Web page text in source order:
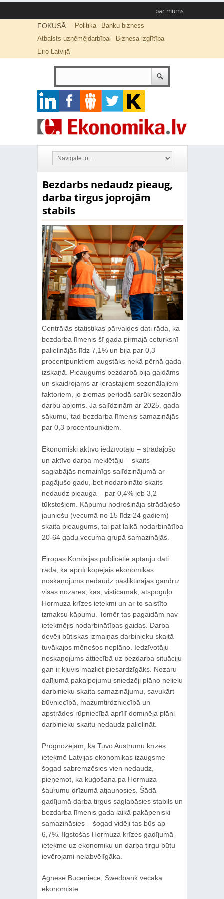
par mums
FOKUSĀ: Politika
Banku bizness
Atbalsts uzņēmējdarbībai
Biznesa izglītība
Eiro Latvijā
Bezdarbs nedaudz pieaug,
darba tirgus joprojām
stabils
Centrālās statistikas pārvaldes dati rāda, ka
bezdarba līmenis šī gada pirmajā ceturksnī
palielinājās līdz 7,1% un bija par 0,3
procentpunktiem augstāks nekā pērnā gada
izskaņā. Pieaugums bezdarbā bija gaidāms
un skaidrojams ar ierastajiem sezonālajiem
faktoriem, jo ziemas periodā sarūk sezonālo
darbu apjoms. Ja salīdzinām ar 2025. gada
sākumu, tad bezdarba līmenis samazinājās
par 0,3 procentpunktiem.
Ekonomiski aktīvo iedzīvotāju – strādājošo
un aktīvo darba meklētāju – skaits
saglabājās nemainīgs salīdzinājumā ar
pagājušo gadu, bet nodarbināto skaits
nedaudz pieauga – par 0,4% jeb 3,2
tūkstošiem. Kāpumu nodrošināja strādājošo
jauniešu (vecumā no 15 līdz 24 gadiem)
skaita pieaugums, tai pat laikā nodarbinātība
20-64 gadu vecuma grupā samazinājās.
Eiropas Komisijas publicētie aptauju dati
rāda, ka aprīlī kopējais ekonomikas
noskaņojums nedaudz pasliktinājās gandrīz
visās nozarēs, kas, visticamāk, atspoguļo
Hormuza krīzes ietekmi un ar to saistīto
izmaksu kāpumu. Tomēr tas pagaidām nav
ietekmējis nodarbinātības gaidas. Darba
devēji būtiskas izmaiņas darbinieku skaitā
tuvākajos mēnešos neplāno. Iedzīvotāju
noskaņojums attiecībā uz bezdarba situāciju
gan ir kļuvis mazliet piesardzīgāks. Nozaru
dalījumā pakalpojumu sniedzēji plāno nelielu
darbinieku skaita samazinājumu, savukārt
būvniecībā, mazumtirdzniecībā un
apstrādes rūpniecībā aprīlī dominēja plāni
darbinieku skaitu nedaudz palielināt.
Prognozējam, ka Tuvo Austrumu krīzes
ietekmē Latvijas ekonomikas izaugsme
šogad sabremzēsies vien nedaudz,
pieņemot, ka kuģošana pa Hormuza
šaurumu drīzumā atjaunosies. Šādā
gadījumā darba tirgus saglabāsies stabils un
bezdarba līmenis gada laikā pakāpeniski
samazināsies – šogad vidēji tas būs ap
6,7%. Ilgstošas Hormuza krīzes gadījumā
ietekme uz ekonomiku un darba tirgu būtu
ievērojami nelabvēlīgāka.
Agnese Buceniece, Swedbank vecākā
ekonomiste